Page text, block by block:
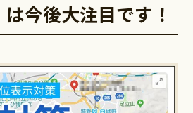
は今後大注目です！